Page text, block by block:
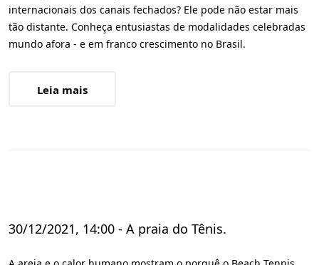
internacionais dos canais fechados? Ele pode não estar mais
tão distante. Conheça entusiastas de modalidades celebradas
mundo afora - e em franco crescimento no Brasil.
Leia mais
30/12/2021, 14:00 - A praia do Tênis.